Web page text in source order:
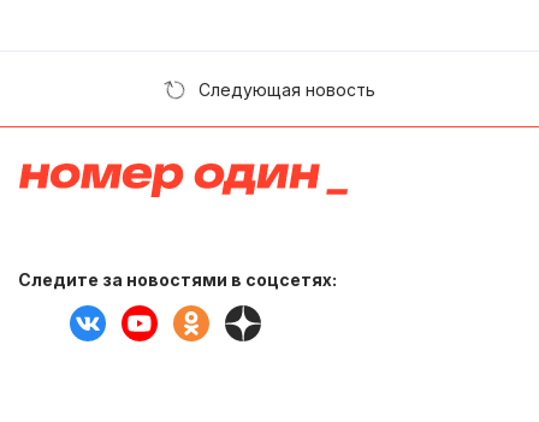
Следующая новость
Следите за новостями в соцсетях: